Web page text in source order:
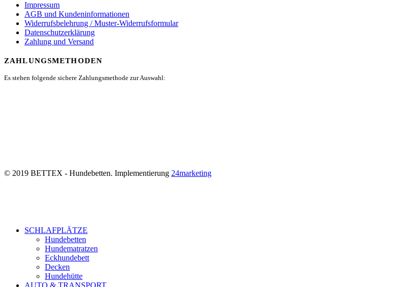
Impressum
AGB und Kundeninformationen
Widerrufsbelehrung / Muster-Widerrufsformular
Datenschutzerklärung
Zahlung und Versand
ZAHLUNGSMETHODEN
Es stehen folgende sichere Zahlungsmethode zur Auswahl:
© 2019 BETTEX - Hundebetten. Implementierung 24marketing
SCHLAFPLÄTZE
Hundebetten
Hundematratzen
Eckhundebett
Decken
Hundehütte